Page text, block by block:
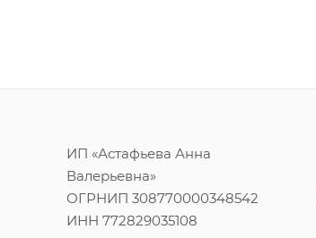
ИП «Астафьева Анна
Валерьевна»
ОГРНИП 308770000348542
ИНН 772829035108